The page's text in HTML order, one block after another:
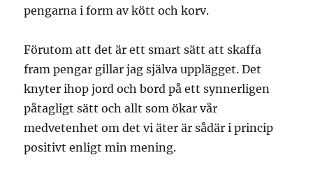
pengarna i form av kött och korv.
Förutom att det är ett smart sätt att skaffa
fram pengar gillar jag själva upplägget. Det
knyter ihop jord och bord på ett synnerligen
påtagligt sätt och allt som ökar vår
medvetenhet om det vi äter är sådär i princip
positivt enligt min mening.